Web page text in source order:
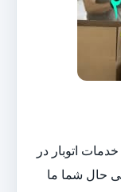
اتوبار در
حال شما ما